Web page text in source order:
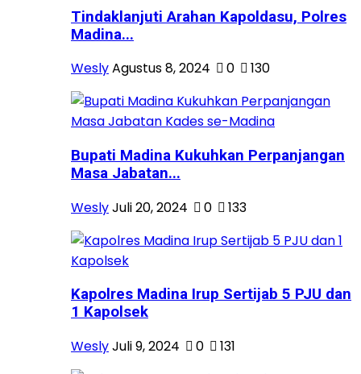
Tindaklanjuti Arahan Kapoldasu, Polres
Madina...
WeslyAgustus 8, 2024 0 130
Bupati Madina Kukuhkan Perpanjangan
Masa Jabatan...
WeslyJuli 20, 2024 0 133
Kapolres Madina Irup Sertijab 5 PJU dan
1 Kapolsek
WeslyJuli 9, 2024 0 131